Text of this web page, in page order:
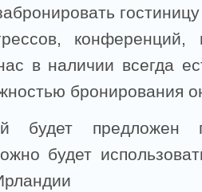
конференций,
в наличии всегда
бронирования
будет предложен
будет